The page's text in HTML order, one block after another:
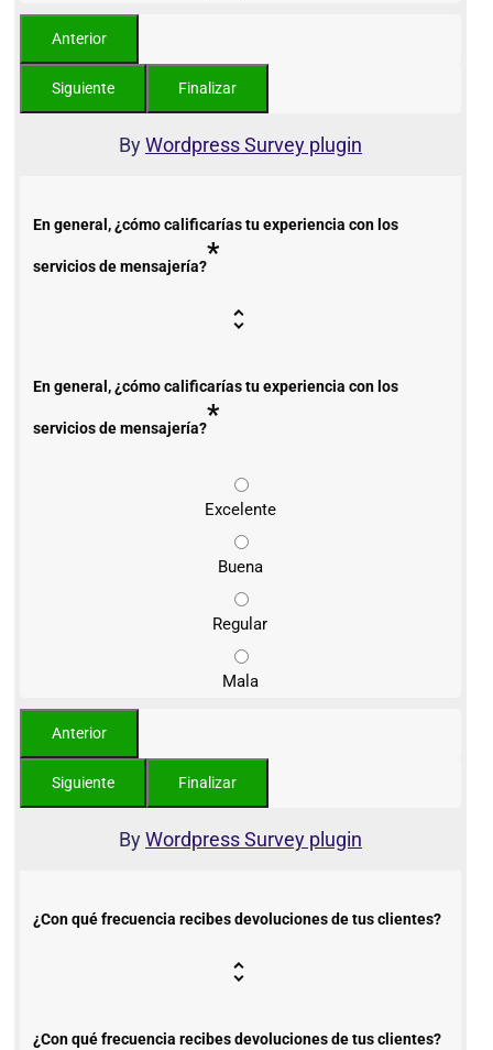
ByWordpress Survey plugin
En general, ¿cómo calificarías tu experiencia con los
servicios de mensajería?*
En general, ¿cómo calificarías tu experiencia con los
servicios de mensajería?*
Excelente
Buena
Regular
Mala
ByWordpress Survey plugin
¿Con qué frecuencia recibes devoluciones de tus clientes?
¿Con qué frecuencia recibes devoluciones de tus clientes?